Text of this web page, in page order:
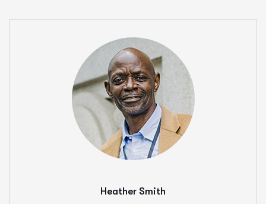
Heather Smith